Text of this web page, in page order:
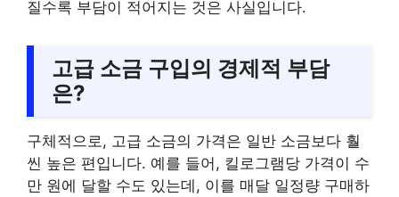
질수록 부담이 적어지는 것은 사실입니다.
고급 소금 구입의 경제적 부담
은?
구체적으로, 고급 소금의 가격은 일반 소금보다 훨
씬 높은 편입니다. 예를 들어, 킬로그램당 가격이 수
만 원에 달할 수도 있는데, 이를 매달 일정량 구매하